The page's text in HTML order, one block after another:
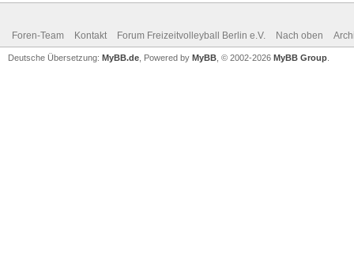
Foren-Team Kontakt Forum Freizeitvolleyball Berlin e.V. Nach oben
Deutsche Übersetzung: MyBB.de , Powered by MyBB , © 2002-2026 MyBB Group